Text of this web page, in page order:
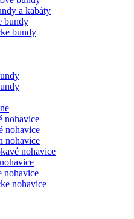
a kabáty
bundy
bundy
nohavice
nohavice
nohavice
nohavice
nohavice
nohavice